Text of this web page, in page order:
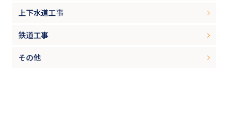
上下水道工事
鉄道工事
その他